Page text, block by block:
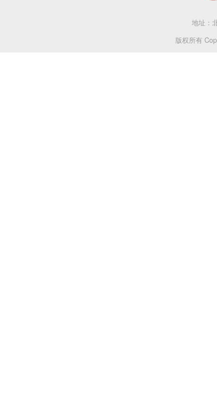
地址：
版权所有